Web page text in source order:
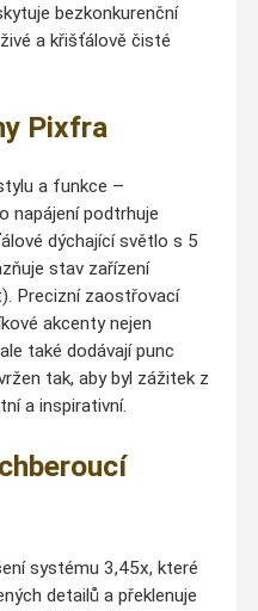
bezkonkurenční
a křišťálově čisté
Pixfra
a funkce –
napájení podtrhuje
dýchající světlo s 5
stav zařízení
Precizní zaostřovací
akcenty nejen
také dodávají punc
tak, aby byl zážitek z
a inspirativní.
systému 3,45x, které
detailů a překlenuje